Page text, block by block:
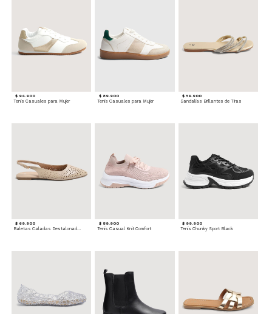
$ 94.900
Tenis Casuales para Mujer
$ 89.900
Tenis Casuales para Mujer
$ 59.900
Sandalias Brillantes de Tiras
$ 69.900 $ 89.900
Tenis Casual Knit Comfort
$ 99.900
Tenis Chunky Sport Black